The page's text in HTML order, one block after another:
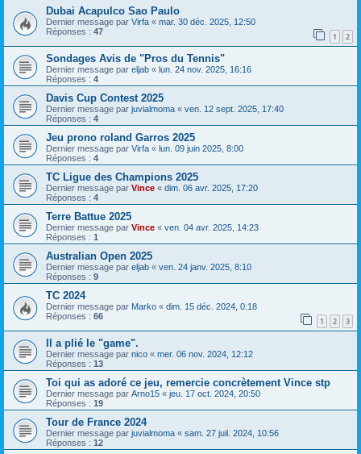
Dubai Acapulco Sao Paulo
Dernier message par Virfa « mar. 30 déc. 2025, 12:50
Réponses : 47 1 2
Sondages Avis de "Pros du Tennis"
Dernier message par eljab « lun. 24 nov. 2025, 16:16
Réponses : 4
Davis Cup Contest 2025
Dernier message par juvialmoma « ven. 12 sept. 2025, 17:40
Réponses : 4
Jeu prono roland Garros 2025
Dernier message par Virfa « lun. 09 juin 2025, 8:00
Réponses : 4
TC Ligue des Champions 2025
Dernier message par Vince « dim. 06 avr. 2025, 17:20
Réponses : 4
Terre Battue 2025
Dernier message par Vince « ven. 04 avr. 2025, 14:23
Réponses : 1
Australian Open 2025
Dernier message par eljab « ven. 24 janv. 2025, 8:10
Réponses : 9
TC 2024
Dernier message par Marko « dim. 15 déc. 2024, 0:18
Réponses : 66 1 2 3
Il a plié le "game".
Dernier message par nico « mer. 06 nov. 2024, 12:12
Réponses : 13
Toi qui as adoré ce jeu, remercie concrètement Vince stp
Dernier message par Arno15 « jeu. 17 oct. 2024, 20:50
Réponses : 19
Tour de France 2024
Dernier message par juvialmoma « sam. 27 juil. 2024, 10:56
Réponses : 12